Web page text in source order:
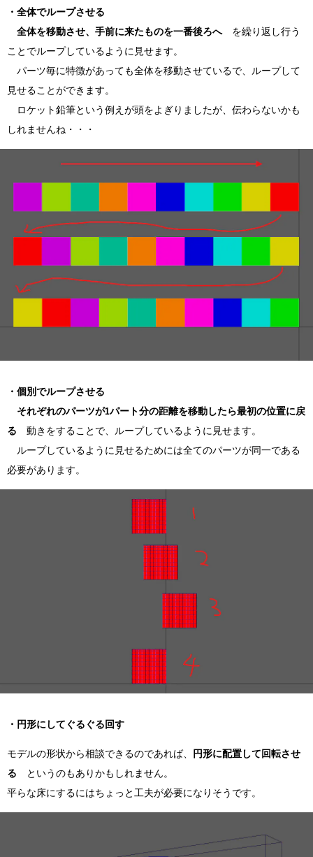
・全体でループさせる
全体を移動させ、手前に来たものを一番後ろへを繰り返し行う
ことでループしているように見せます。
パーツ毎に特徴があっても全体を移動させているで、ループして
見せることができます。
ロケット鉛筆という例えが頭をよぎりましたが、伝わらないかも
しれませんね・・・
・個別でループさせる
それぞれのパーツが1パート分の距離を移動したら最初の位置に戻
る 動きをすることで、ループしているように見せます。
ループしているように見せるためには全てのパーツが同一である
必要があります。
・円形にしてぐるぐる回す
モデルの形状から相談できるのであれば、 円形に配置して回転させ
る というのもありかもしれません。
平らな床にするにはちょっと工夫が必要になりそうです。